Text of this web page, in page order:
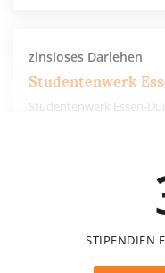
zinsloses Darlehen
Studentenwerk
Studentenwerk Essen-
STIPENDIEN